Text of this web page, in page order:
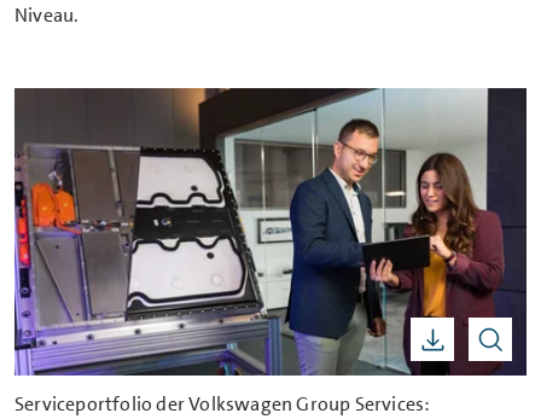
Niveau.
Serviceportfolio der Volkswagen Group Services: